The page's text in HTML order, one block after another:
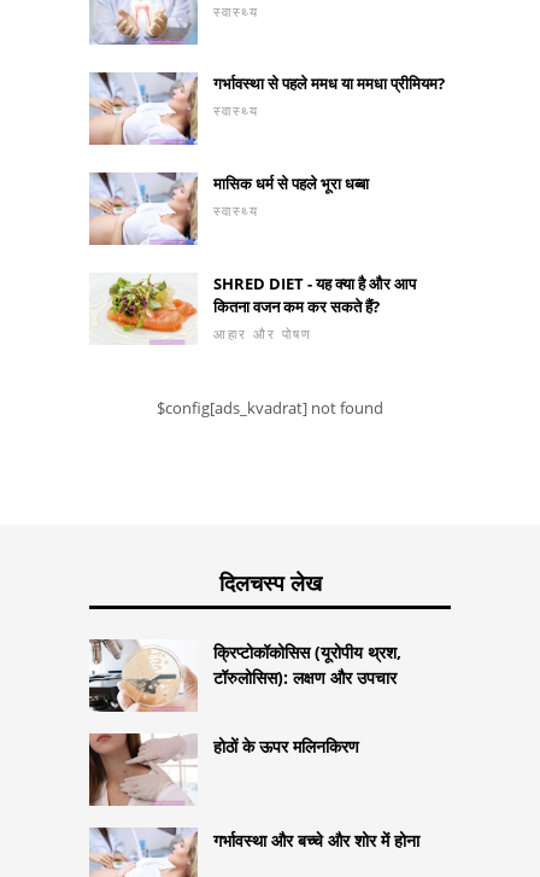
स्वास्थ्य
गर्भावस्था से पहले ममध या ममधा प्रीमियम?
स्वास्थ्य
मासिक धर्म से पहले भूरा धब्बा
स्वास्थ्य
SHRED DIET - यह क्या है और आप
कितना वजन कम कर सकते हैं?
आहार और पोषण
$config[ads_kvadrat] not found
दिलचस्प लेख
क्रिप्टोकॉकोसिस (यूरोपीय थ्रश,
टॉरुलोसिस): लक्षण और उपचार
होठों के ऊपर मलिनकिरण
गर्भावस्था और बच्चे और शोर में होना